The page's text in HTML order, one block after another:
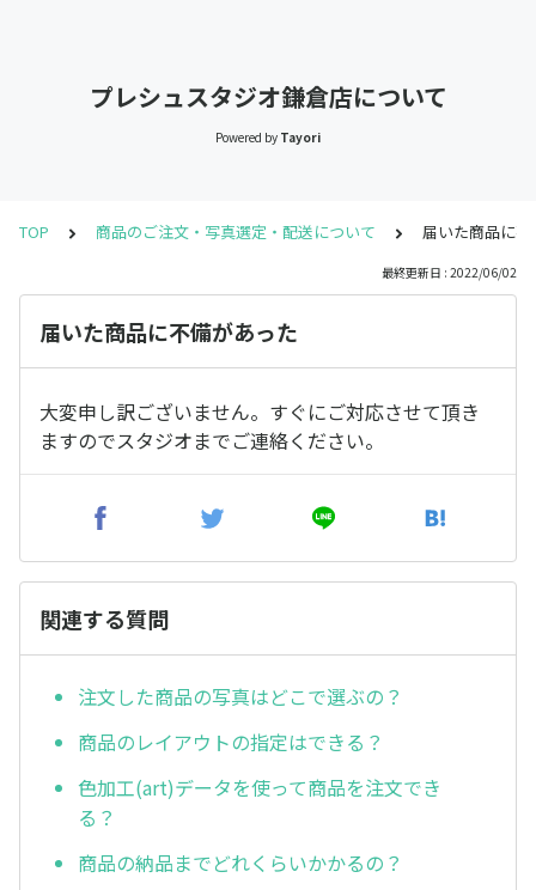
プレシュスタジオ鎌倉店について
Powered by Tayori
TOP 商品のご注文・写真選定・配送について 届いた商品に
最終更新日 : 2022/06/02
届いた商品に不備があった
大変申し訳ございません。すぐにご対応させて頂き
ますのでスタジオまでご連絡ください。
関連する質問
注文した商品の写真はどこで選ぶの？
商品のレイアウトの指定はできる？
色加工(art)データを使って商品を注文でき
る？
商品の納品までどれくらいかかるの？